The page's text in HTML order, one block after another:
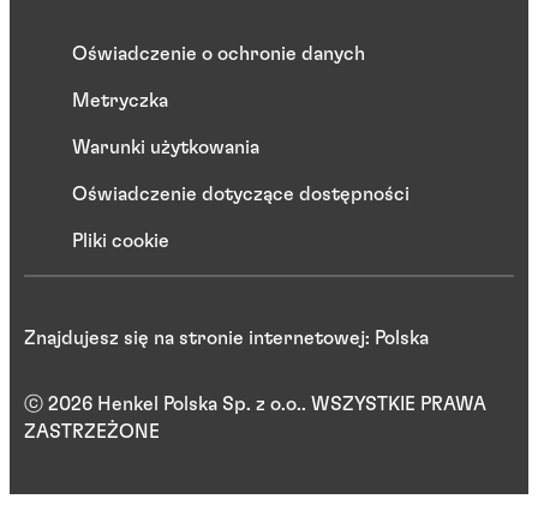
Oświadczenie o ochronie danych
Metryczka
Warunki użytkowania
Oświadczenie dotyczące dostępności
Pliki cookie
ⓒ 2026 Henkel Polska Sp. z o.o.. WSZYSTKIE PRAWA
ZASTRZEŻONE
Znajdujesz się na stronie internetowej: Polska